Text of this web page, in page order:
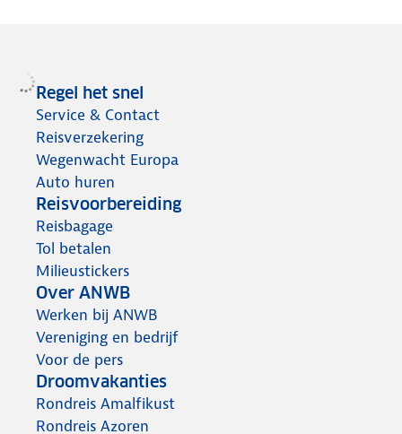
Regel het snel
Service & Contact
Reisverzekering
Wegenwacht Europa
Auto huren
Reisvoorbereiding
Reisbagage
Tol betalen
Milieustickers
Over ANWB
Werken bij ANWB
Vereniging en bedrijf
Voor de pers
Droomvakanties
Rondreis Amalfikust
Rondreis Azoren